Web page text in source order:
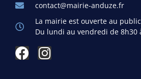
contact@mairie-anduze.fr
La mairie est ouverte au public
Du lundi au vendredi de 8h30